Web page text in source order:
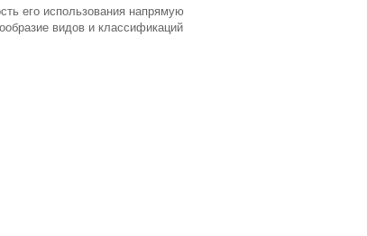
его использования напрямую
видов и классификаций